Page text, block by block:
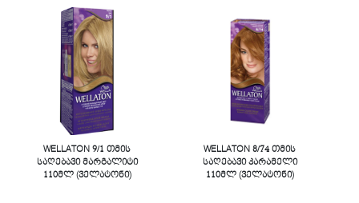
WELLATON 9/1 თმის
საღებავი მარგალიტი
110მლ (ველატონი)
WELLATON 8/74 თმის
საღებავი კარამელი
110მლ (ველატონი)